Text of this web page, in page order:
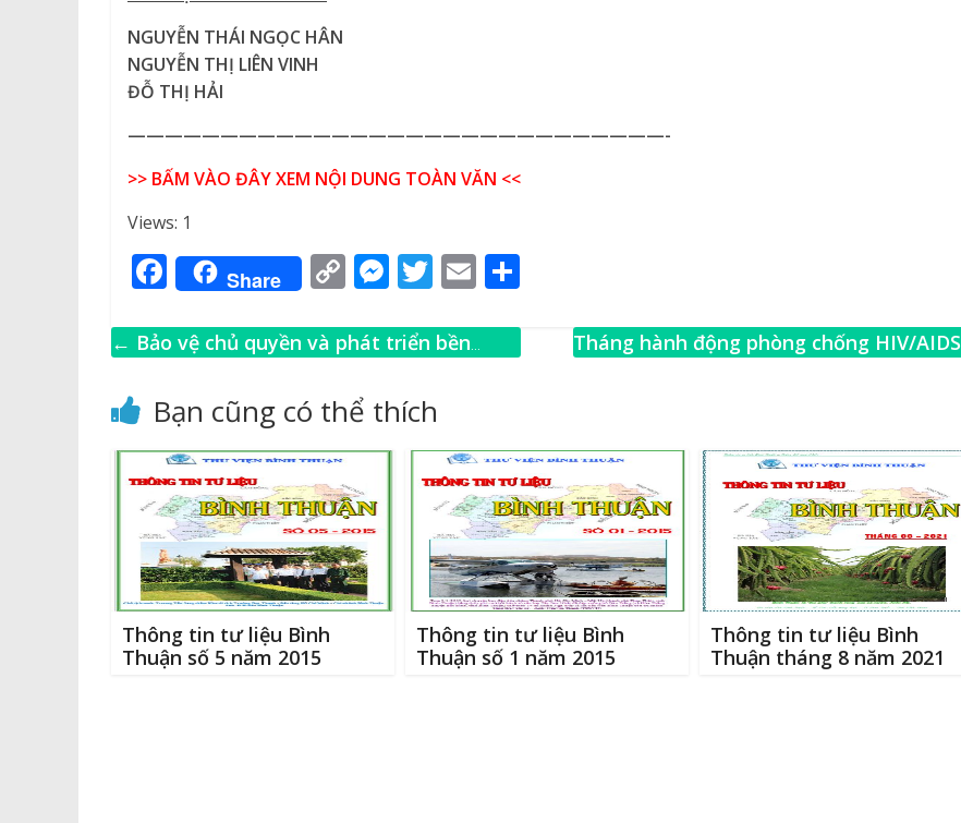
NGUYỄN THÁI NGỌC HÂN
NGUYỄN THỊ LIÊN VINH
ĐỖ THỊ HẢI
—————————————————————————————-
>> BẤM VÀO ĐÂY XEM NỘI DUNG TOÀN VĂN <<
Views: 1
F
a
c
b
o
o
k
Share C
p
Li
n
k
M
ss
n
g
T
it
r
E
ai ar
← Bảo vệ chủ quyền và phát triển bền
Tháng hành động phòng chống HIV/AIDS
Bạn cũng có thể thích
Thông tin tư liệu Bình
Thuận số 5 năm 2015
Thông tin tư liệu Bình
Thuận số 1 năm 2015
Thông tin tư liệu Bình
Thuận tháng 8 năm 2021